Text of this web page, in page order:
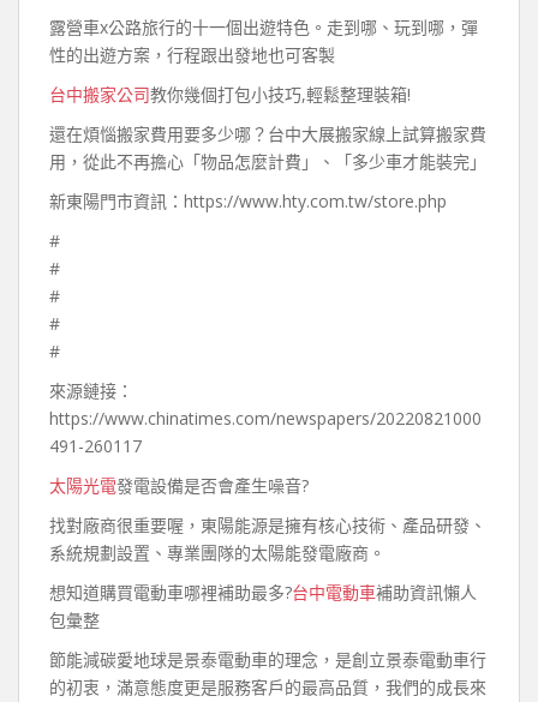
露營車x公路旅行的十一個出遊特色。走到哪、玩到哪，彈
性的出遊方案，行程跟出發地也可客製
台中搬家公司教你幾個打包小技巧,輕鬆整理裝箱!
還在煩惱搬家費用要多少哪？台中大展搬家線上試算搬家費
用，從此不再擔心「物品怎麼計費」、「多少車才能裝完」
新東陽門市資訊：https://www.hty.com.tw/store.php
#
#
#
#
#
來源鏈接：
https://www.chinatimes.com/newspapers/20220821000
491-260117
太陽光電發電設備是否會產生噪音?
找對廠商很重要喔，東陽能源是擁有核心技術、產品研發、
系統規劃設置、專業團隊的太陽能發電廠商。
想知道購買電動車哪裡補助最多?台中電動車補助資訊懶人
包彙整
節能減碳愛地球是景泰電動車的理念，是創立景泰電動車行
的初衷，滿意態度更是服務客戶的最高品質，我們的成長來